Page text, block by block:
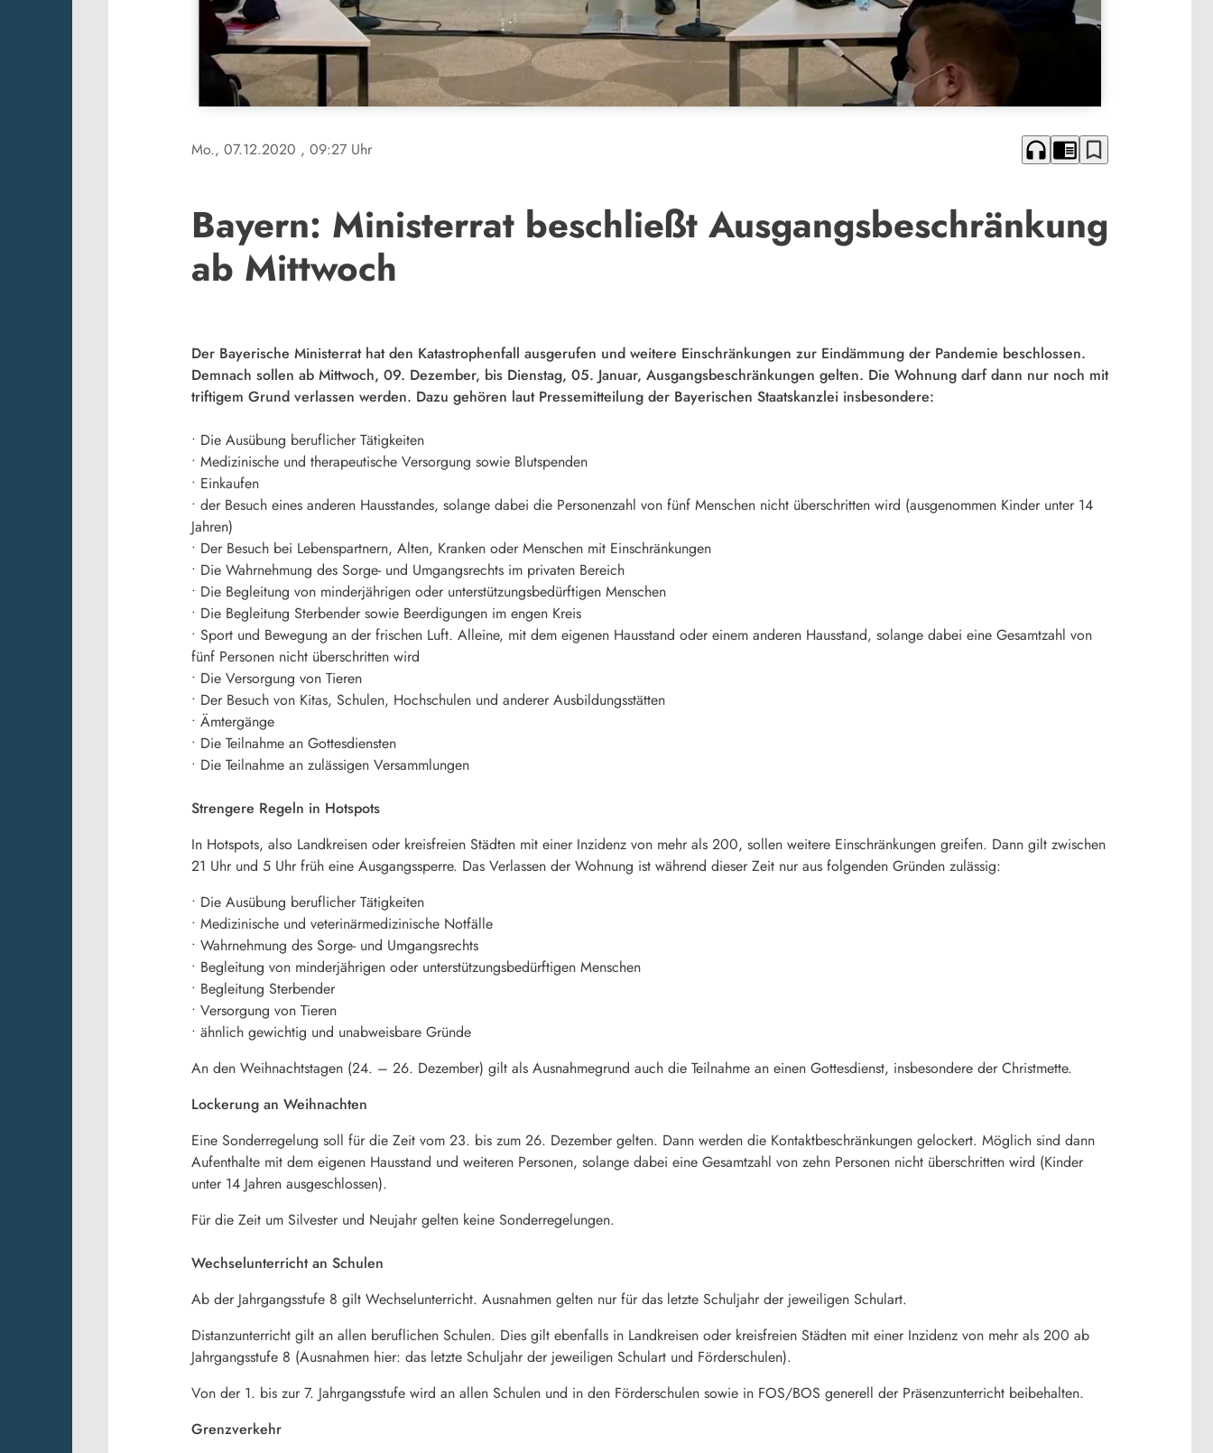
Mo., 07.12.2020 , 09:27 Uhr headphones chrome_reader_mode bookmark_border
Bayern: Ministerrat beschließt Ausgangsbeschränkung
ab Mittwoch
Der Bayerische Ministerrat hat den Katastrophenfall ausgerufen und weitere Einschränkungen zur Eindämmung der Pandemie beschlossen.
Demnach sollen ab Mittwoch, 09. Dezember, bis Dienstag, 05. Januar, Ausgangsbeschränkungen gelten. Die Wohnung darf dann nur noch mit
triftigem Grund verlassen werden. Dazu gehören laut Pressemitteilung der Bayerischen Staatskanzlei insbesondere:
• Die Ausübung beruflicher Tätigkeiten
• Medizinische und therapeutische Versorgung sowie Blutspenden
• Einkaufen
• der Besuch eines anderen Hausstandes, solange dabei die Personenzahl von fünf Menschen nicht überschritten wird (ausgenommen Kinder unter 14
Jahren)
• Der Besuch bei Lebenspartnern, Alten, Kranken oder Menschen mit Einschränkungen
• Die Wahrnehmung des Sorge- und Umgangsrechts im privaten Bereich
• Die Begleitung von minderjährigen oder unterstützungsbedürftigen Menschen
• Die Begleitung Sterbender sowie Beerdigungen im engen Kreis
• Sport und Bewegung an der frischen Luft. Alleine, mit dem eigenen Hausstand oder einem anderen Hausstand, solange dabei eine Gesamtzahl von
fünf Personen nicht überschritten wird
• Die Versorgung von Tieren
• Der Besuch von Kitas, Schulen, Hochschulen und anderer Ausbildungsstätten
• Ämtergänge
• Die Teilnahme an Gottesdiensten
• Die Teilnahme an zulässigen Versammlungen
Strengere Regeln in Hotspots
In Hotspots, also Landkreisen oder kreisfreien Städten mit einer Inzidenz von mehr als 200, sollen weitere Einschränkungen greifen. Dann gilt zwischen
21 Uhr und 5 Uhr früh eine Ausgangssperre. Das Verlassen der Wohnung ist während dieser Zeit nur aus folgenden Gründen zulässig:
• Die Ausübung beruflicher Tätigkeiten
• Medizinische und veterinärmedizinische Notfälle
• Wahrnehmung des Sorge- und Umgangsrechts
• Begleitung von minderjährigen oder unterstützungsbedürftigen Menschen
• Begleitung Sterbender
• Versorgung von Tieren
• ähnlich gewichtig und unabweisbare Gründe
An den Weihnachtstagen (24. – 26. Dezember) gilt als Ausnahmegrund auch die Teilnahme an einen Gottesdienst, insbesondere der Christmette.
Lockerung an Weihnachten
Eine Sonderregelung soll für die Zeit vom 23. bis zum 26. Dezember gelten. Dann werden die Kontaktbeschränkungen gelockert. Möglich sind dann
Aufenthalte mit dem eigenen Hausstand und weiteren Personen, solange dabei eine Gesamtzahl von zehn Personen nicht überschritten wird (Kinder
unter 14 Jahren ausgeschlossen).
Für die Zeit um Silvester und Neujahr gelten keine Sonderregelungen.
Wechselunterricht an Schulen
Ab der Jahrgangsstufe 8 gilt Wechselunterricht. Ausnahmen gelten nur für das letzte Schuljahr der jeweiligen Schulart.
Distanzunterricht gilt an allen beruflichen Schulen. Dies gilt ebenfalls in Landkreisen oder kreisfreien Städten mit einer Inzidenz von mehr als 200 ab
Jahrgangsstufe 8 (Ausnahmen hier: das letzte Schuljahr der jeweiligen Schulart und Förderschulen).
Von der 1. bis zur 7. Jahrgangsstufe wird an allen Schulen und in den Förderschulen sowie in FOS/BOS generell der Präsenzunterricht beibehalten.
Grenzverkehr